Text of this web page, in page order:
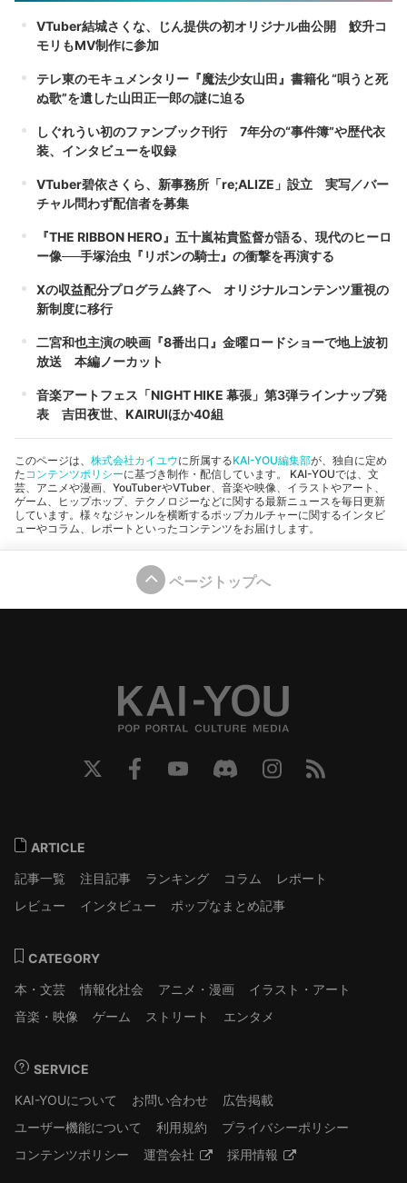
VTuber結城さくな、じん提供の初オリジナル曲公開 鮫升コ
モリもMV制作に参加
テレ東のモキュメンタリー『魔法少女山田』書籍化 “唄うと死
ぬ歌”を遺した山田正一郎の謎に迫る
しぐれうい初のファンブック刊行 7年分の“事件簿”や歴代衣
装、インタビューを収録
VTuber碧依さくら、新事務所「re;ALIZE」設立 実写／バー
チャル問わず配信者を募集
『THE RIBBON HERO』五十嵐祐貴監督が語る、現代のヒーロ
ー像──手塚治虫『リボンの騎士』の衝撃を再演する
Xの収益配分プログラム終了へ オリジナルコンテンツ重視の
新制度に移行
二宮和也主演の映画『8番出口』金曜ロードショーで地上波初
放送 本編ノーカット
音楽アートフェス「NIGHT HIKE 幕張」第3弾ラインナップ発
表 吉田夜世、KAIRUIほか40組
このページは、 株式会社カイユウに所属するKAI-YOU編集部が、独自に定め
たコンテンツポリシーに基づき制作・配信しています。 KAI-YOUでは、文
芸、アニメや漫画、YouTuberやVTuber、音楽や映像、イラストやアート、
ゲーム、ヒップホップ、テクノロジーなどに関する最新ニュースを毎日更新
しています。様々なジャンルを横断するポップカルチャーに関するインタビ
ューやコラム、レポートといったコンテンツをお届けします。
ページトップへ
ARTICLE
記事一覧
注目記事 ランキング コラム
レポート
レビュー
インタビュー ポップなまとめ記事
CATEGORY
本・文芸
情報化社会 アニメ・漫画
イラスト・アート
音楽・映像
ゲーム ストリート エンタメ
SERVICE
KAI-YOUについて
お問い合わせ
広告掲載
ユーザー機能について
利用規約
プライバシーポリシー
コンテンツポリシー
運営会社 採用情報